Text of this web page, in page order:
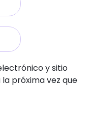
y sitio
próxima vez que